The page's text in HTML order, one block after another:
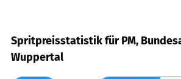
Spritpreisstatistik für PM,
Wuppertal